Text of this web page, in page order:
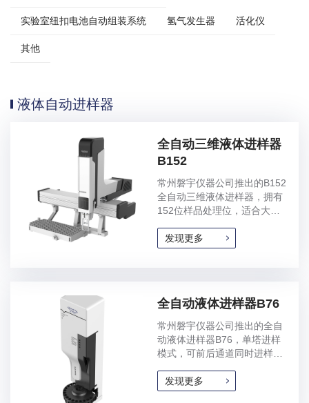
实验室纽扣电池自动组装系统 氢气发生器 活化仪
其他
液体自动进样器
全自动三维液体进样器
B152
常州磐宇仪器公司推出的B152
全自动三维液体进样器，拥有
152位样品处理位，适合大批
发现更多
全自动液体进样器B76
常州磐宇仪器公司推出的全自
动液体进样器B76，单塔进样
模式，可前后通道同时进样，
析效率。
发现更多